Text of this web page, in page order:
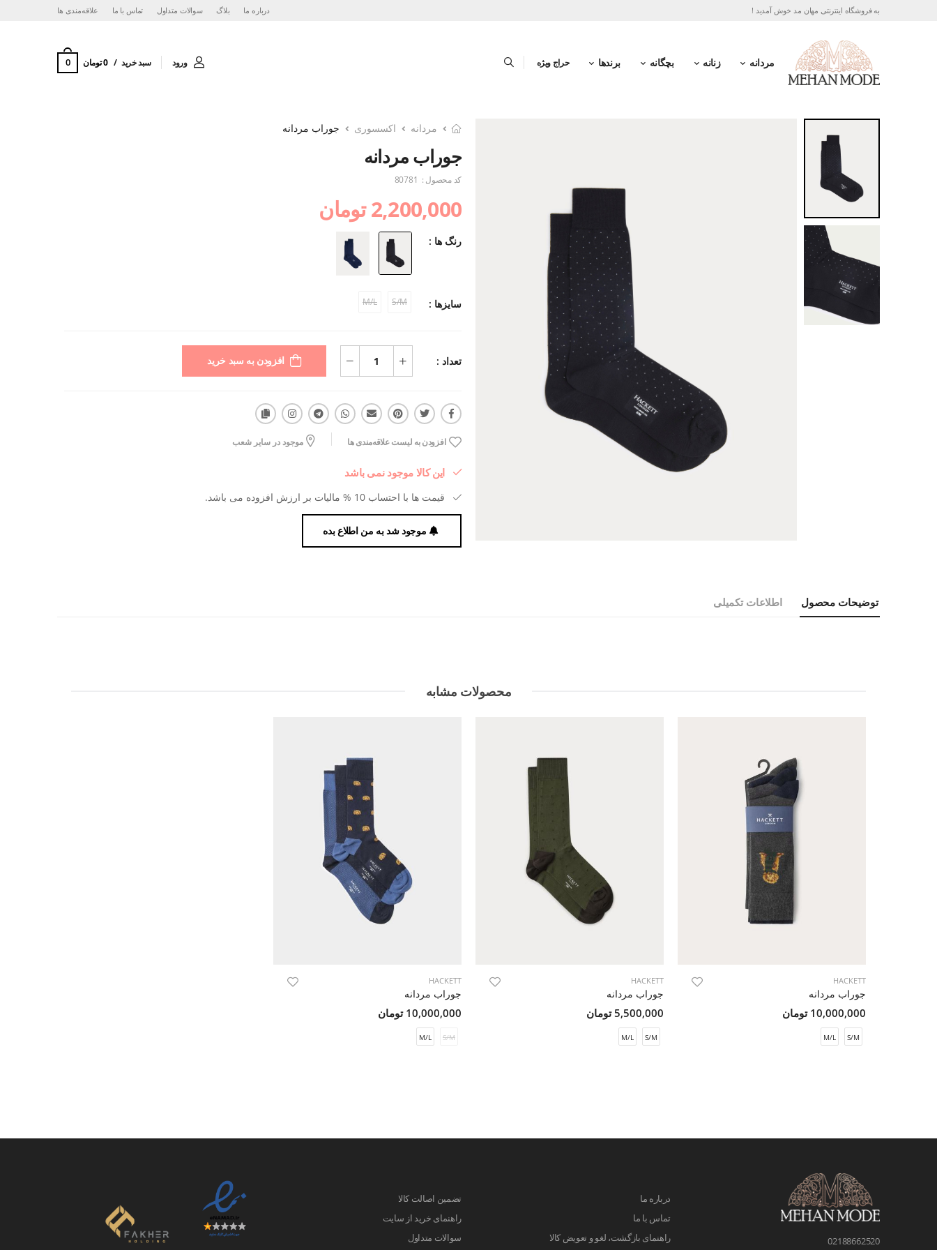
به فروشگاه اینترنتی مهان مد خوش آمدید ! درباره ما بلاگ سوالات متداول تماس با ما ‌علاقه‌مندی ها
مردانه زنانه بچگانه برندها حراج ویژه ورود سبد خرید 0 تومان 0
مردانه اکسسوری جوراب مردانه
جوراب مردانه
کد محصول : 80781
2,200,000 تومان
رنگ ها :
سایزها : S/M
M/L
تعداد : افزودن به سبد خرید
افزودن به لیست علاقه‌مندی ها موجود در سایر شعب
این کالا موجود نمی باشد
قیمت ها با احتساب 10 % مالیات بر ارزش افزوده می باشد.
موجود شد به من اطلاع بده
توضیحات محصول اطلاعات تکمیلی
محصولات مشابه
HACKETT
جوراب مردانه
10,000,000 تومان
S/M
M/L
HACKETT
جوراب مردانه
5,500,000 تومان
S/M
M/L
HACKETT
جوراب مردانه
10,000,000 تومان
S/M
M/L
02188662520
درباره ما
تماس با ما
راهنمای بازگشت، لغو و تعویض کالا
تضمین اصالت کالا
راهنمای خرید از سایت
سوالات متداول